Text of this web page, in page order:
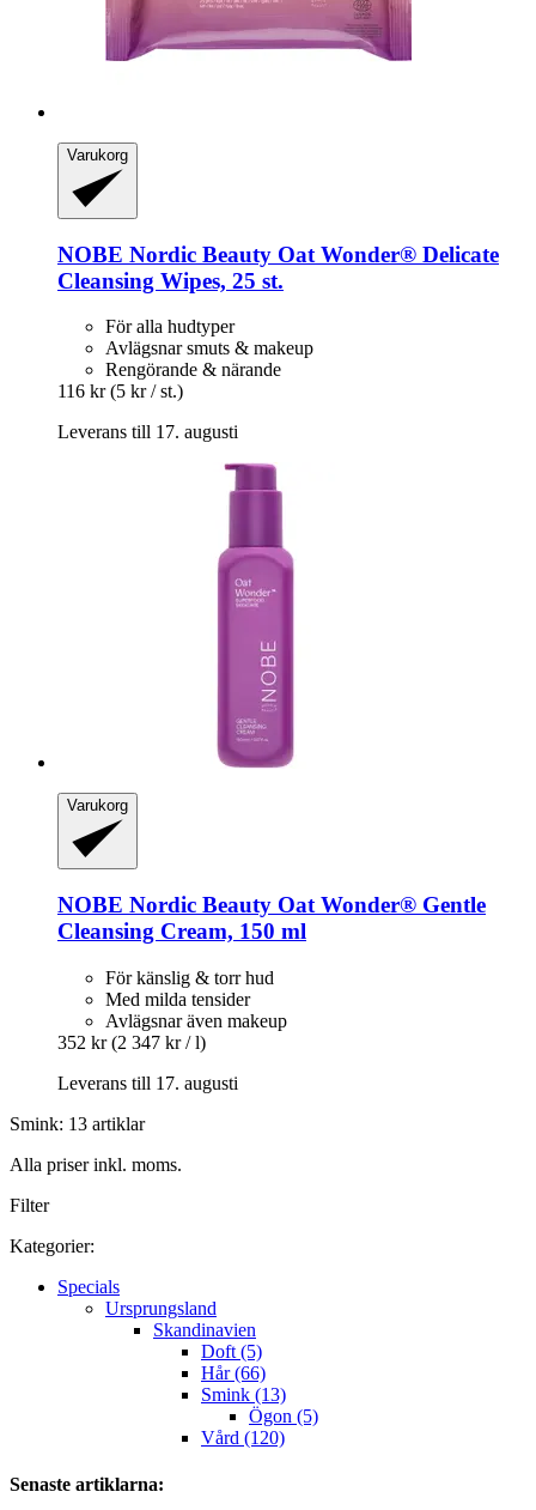
Varukorg
NOBE Nordic Beauty Oat Wonder® Delicate
Cleansing Wipes, 25 st.
För alla hudtyper
Avlägsnar smuts & makeup
Rengörande & närande
116 kr (5 kr / st.)
Leverans till 17. augusti
Varukorg
NOBE Nordic Beauty Oat Wonder® Gentle
Cleansing Cream, 150 ml
För känslig & torr hud
Med milda tensider
Avlägsnar även makeup
352 kr (2 347 kr / l)
Leverans till 17. augusti
Smink: 13 artiklar
Alla priser inkl. moms.
Filter
Kategorier:
Specials
Ursprungsland
Skandinavien
Doft (5)
Hår (66)
Smink (13)
Ögon (5)
Vård (120)
Senaste artiklarna: